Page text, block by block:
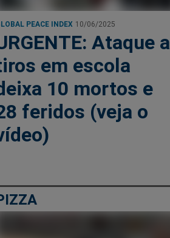
PEACE INDEX 10/06/2025
Ataque a
em escola
10 mortos e
feridos (veja o